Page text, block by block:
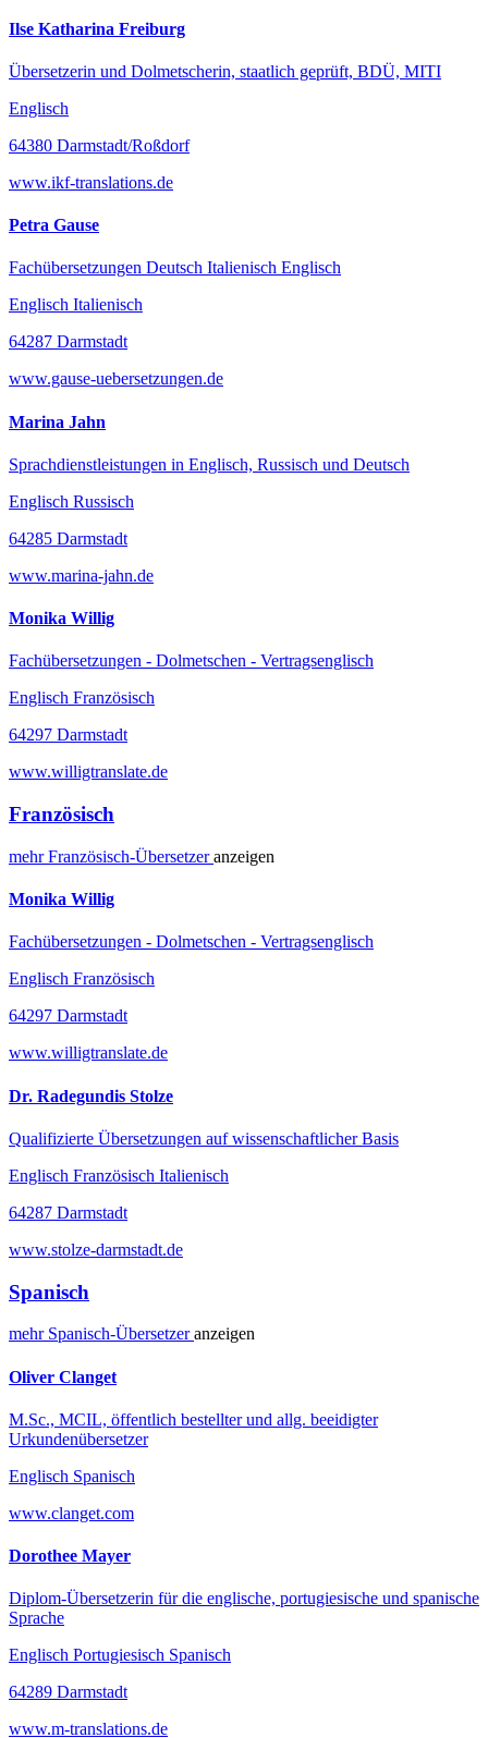
Ilse Katharina Freiburg
Übersetzerin und Dolmetscherin, staatlich geprüft, BDÜ, MITI
Englisch
64380 Darmstadt/Roßdorf
www.ikf-translations.de
Petra Gause
Fachübersetzungen Deutsch Italienisch Englisch
Englisch Italienisch
64287 Darmstadt
www.gause-uebersetzungen.de
Marina Jahn
Sprachdienstleistungen in Englisch, Russisch und Deutsch
Englisch Russisch
64285 Darmstadt
www.marina-jahn.de
Monika Willig
Fachübersetzungen - Dolmetschen - Vertragsenglisch
Englisch Französisch
64297 Darmstadt
www.willigtranslate.de
Französisch
mehrFranzösisch-Übersetzeranzeigen
Monika Willig
Fachübersetzungen - Dolmetschen - Vertragsenglisch
Englisch Französisch
64297 Darmstadt
www.willigtranslate.de
Dr. Radegundis Stolze
Qualifizierte Übersetzungen auf wissenschaftlicher Basis
Englisch Französisch Italienisch
64287 Darmstadt
www.stolze-darmstadt.de
Spanisch
mehr Spanisch-Übersetzeranzeigen
Oliver Clanget
M.Sc., MCIL, öffentlich bestellter und allg. beeidigter
Urkundenübersetzer
Englisch Spanisch
www.clanget.com
Dorothee Mayer
Diplom-Übersetzerin für die englische, portugiesische und spanische
Sprache
Englisch Portugiesisch Spanisch
64289 Darmstadt
www.m-translations.de